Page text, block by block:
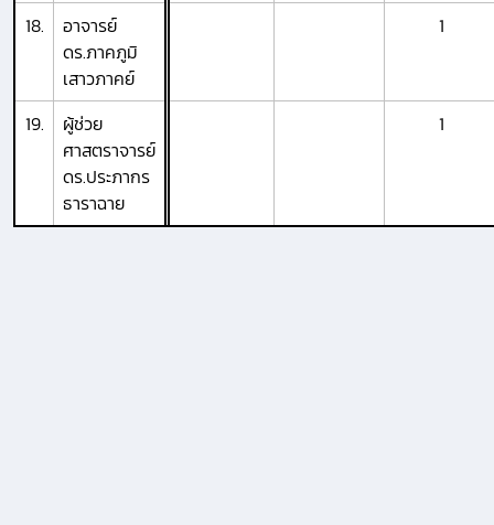
18.
อาจารย์
ดร.ภาคภูมิ
เสาวภาคย์
1
19.
ผู้ช่วย
ศาสตราจารย์
ดร.ประภากร
ธาราฉาย
1